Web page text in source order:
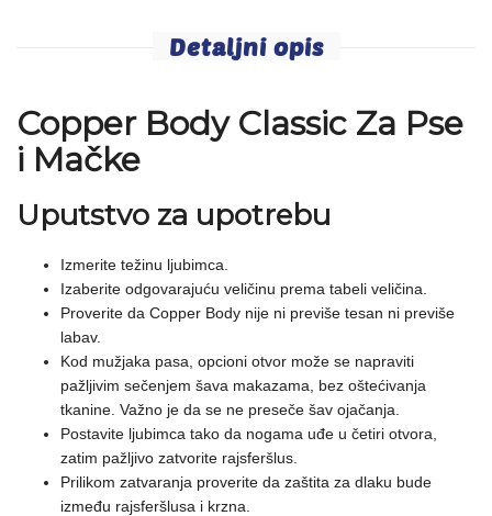
Detaljni opis
Copper Body Classic Za Pse
i Mačke
Uputstvo za upotrebu
Izmerite težinu ljubimca.
Izaberite odgovarajuću veličinu prema tabeli veličina.
Proverite da Copper Body nije ni previše tesan ni previše
labav.
Kod mužjaka pasa, opcioni otvor može se napraviti
pažljivim sečenjem šava makazama, bez oštećivanja
tkanine. Važno je da se ne preseče šav ojačanja.
Postavite ljubimca tako da nogama uđe u četiri otvora,
zatim pažljivo zatvorite rajsferšlus.
Prilikom zatvaranja proverite da zaštita za dlaku bude
između rajsferšlusa i krzna.